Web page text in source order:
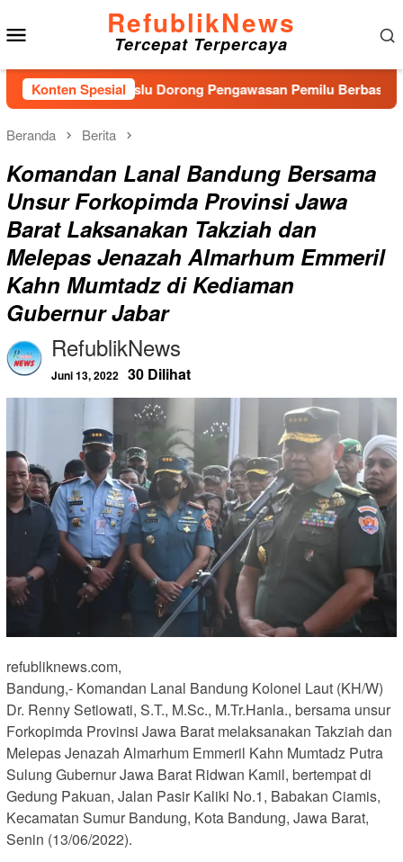
ke
konten
RefublikNews
Tercepat Terpercaya
Konten Spesial
Bawaslu Dorong Pengawasan Pemilu Berbasis
Beranda Berita
Komandan Lanal Bandung Bersama
Unsur Forkopimda Provinsi Jawa
Barat Laksanakan Takziah dan
Melepas Jenazah Almarhum Emmeril
Kahn Mumtadz di Kediaman
Gubernur Jabar
RefublikNews
Juni 13, 2022 30 Dilihat
refubliknews.com,
Bandung,- Komandan Lanal Bandung Kolonel Laut (KH/W)
Dr. Renny Setiowati, S.T., M.Sc., M.Tr.Hanla., bersama unsur
Forkopimda Provinsi Jawa Barat melaksanakan Takziah dan
Melepas Jenazah Almarhum Emmeril Kahn Mumtadz Putra
Sulung Gubernur Jawa Barat Ridwan Kamil, bertempat di
Gedung Pakuan, Jalan Pasir Kaliki No.1, Babakan Ciamis,
Kecamatan Sumur Bandung, Kota Bandung, Jawa Barat,
Senin (13/06/2022).